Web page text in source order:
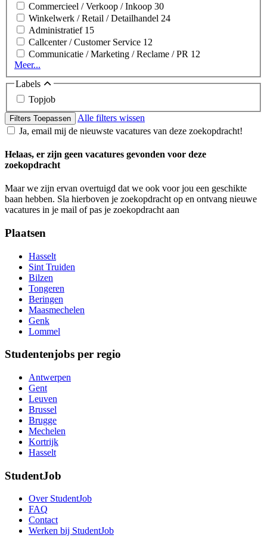
Commercieel / Verkoop / Inkoop 30
Winkelwerk / Retail / Detailhandel 24
Administratief 15
Callcenter / Customer Service 12
Communicatie / Marketing / Reclame / PR 12
Meer...
Labels
Topjob
Filters Toepassen
Alle filters wissen
Ja, email mij de nieuwste vacatures van deze zoekopdracht!
Helaas, er zijn geen vacatures gevonden voor deze
zoekopdracht
Maar we zijn ervan overtuigd dat we ook voor jou een geschikte
baan hebben. Sla hierboven je zoekopdracht op en ontvang nieuwe
vacatures in je mail of pas je zoekopdracht aan
Plaatsen
Hasselt
Sint Truiden
Bilzen
Tongeren
Beringen
Maasmechelen
Genk
Lommel
Studentenjobs per regio
Antwerpen
Gent
Leuven
Brussel
Brugge
Mechelen
Kortrijk
Hasselt
StudentJob
Over StudentJob
FAQ
Contact
Werken bij StudentJob